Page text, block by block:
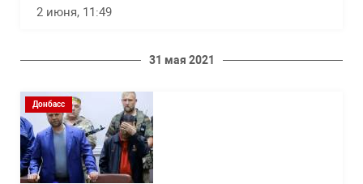
2 июня, 11:49
31 мая 2021
Донбасс